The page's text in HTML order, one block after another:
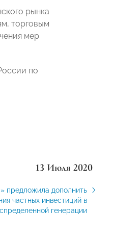
рынка
торговым
мер
по
13 Июля 2020
дополнить
частных инвестиций в
генерации